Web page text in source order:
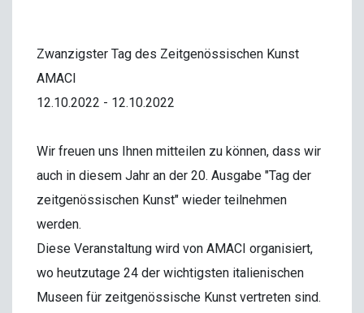
Zwanzigster Tag des Zeitgenössischen Kunst
AMACI
12.10.2022 - 12.10.2022
Wir freuen uns Ihnen mitteilen zu können, dass wir
auch in diesem Jahr an der 20. Ausgabe "Tag der
zeitgenössischen Kunst" wieder teilnehmen
werden.
Diese Veranstaltung wird von AMACI organisiert,
wo heutzutage 24 der wichtigsten italienischen
Museen für zeitgenössische Kunst vertreten sind.